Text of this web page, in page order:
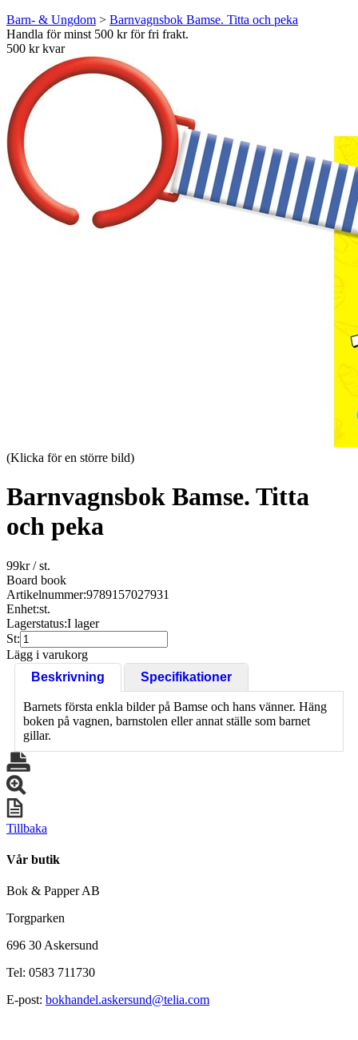
Barn- & Ungdom > Barnvagnsbok Bamse. Titta och peka
Handla för minst 500 kr för fri frakt.
500 kr kvar
(Klicka för en större bild)
Barnvagnsbok Bamse. Titta
och peka
99kr/ st.
Board book
Artikelnummer:9789157027931
Enhet:st.
Lagerstatus:I lager
St:
Lägg i varukorg
Beskrivning
Specifikationer
Barnets första enkla bilder på Bamse och hans vänner. Häng
boken på vagnen, barnstolen eller annat ställe som barnet
gillar.
Tillbaka
Vår butik
Bok & Papper AB
Torgparken
696 30 Askersund
Tel: 0583 711730
E-post: bokhandel.askersund@telia.com